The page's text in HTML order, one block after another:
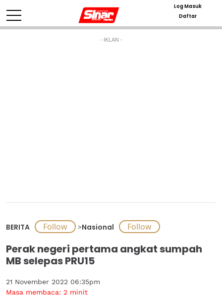
Log Masuk
Daftar
- IKLAN -
BERITA >Nasional
Perak negeri pertama angkat sumpah
MB selepas PRU15
21 November 2022 06:35pm
Masa membaca: 2 minit